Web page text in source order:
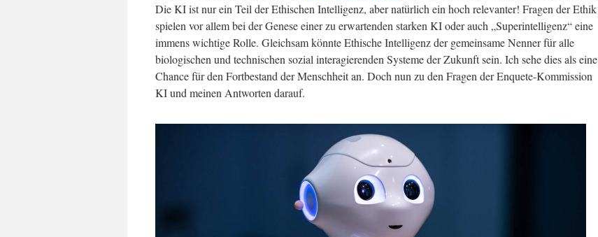
Die KI ist nur ein Teil der Ethischen Intelligenz, aber natürlich ein hoch relevanter! Fragen der Ethik
spielen vor allem bei der Genese einer zu erwartenden starken KI oder auch „Superintelligenz“ eine
immens wichtige Rolle. Gleichsam könnte Ethische Intelligenz der gemeinsame Nenner für alle
biologischen und technischen sozial interagierenden Systeme der Zukunft sein. Ich sehe dies als eine
Chance für den Fortbestand der Menschheit an. Doch nun zu den Fragen der Enquete-Kommission
KI und meinen Antworten darauf.